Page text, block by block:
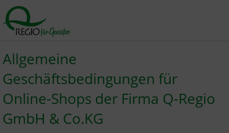
Allgemeine
Geschäftsbedingungen für
Online-Shops der Firma Q-Regio
GmbH & Co.KG